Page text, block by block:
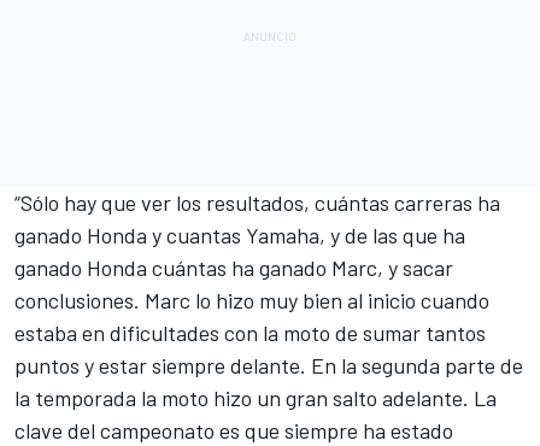
“Sólo hay que ver los resultados, cuántas carreras ha
ganado Honda y cuantas Yamaha, y de las que ha
ganado Honda cuántas ha ganado Marc, y sacar
conclusiones. Marc lo hizo muy bien al inicio cuando
estaba en dificultades con la moto de sumar tantos
puntos y estar siempre delante. En la segunda parte de
la temporada la moto hizo un gran salto adelante. La
clave del campeonato es que siempre ha estado